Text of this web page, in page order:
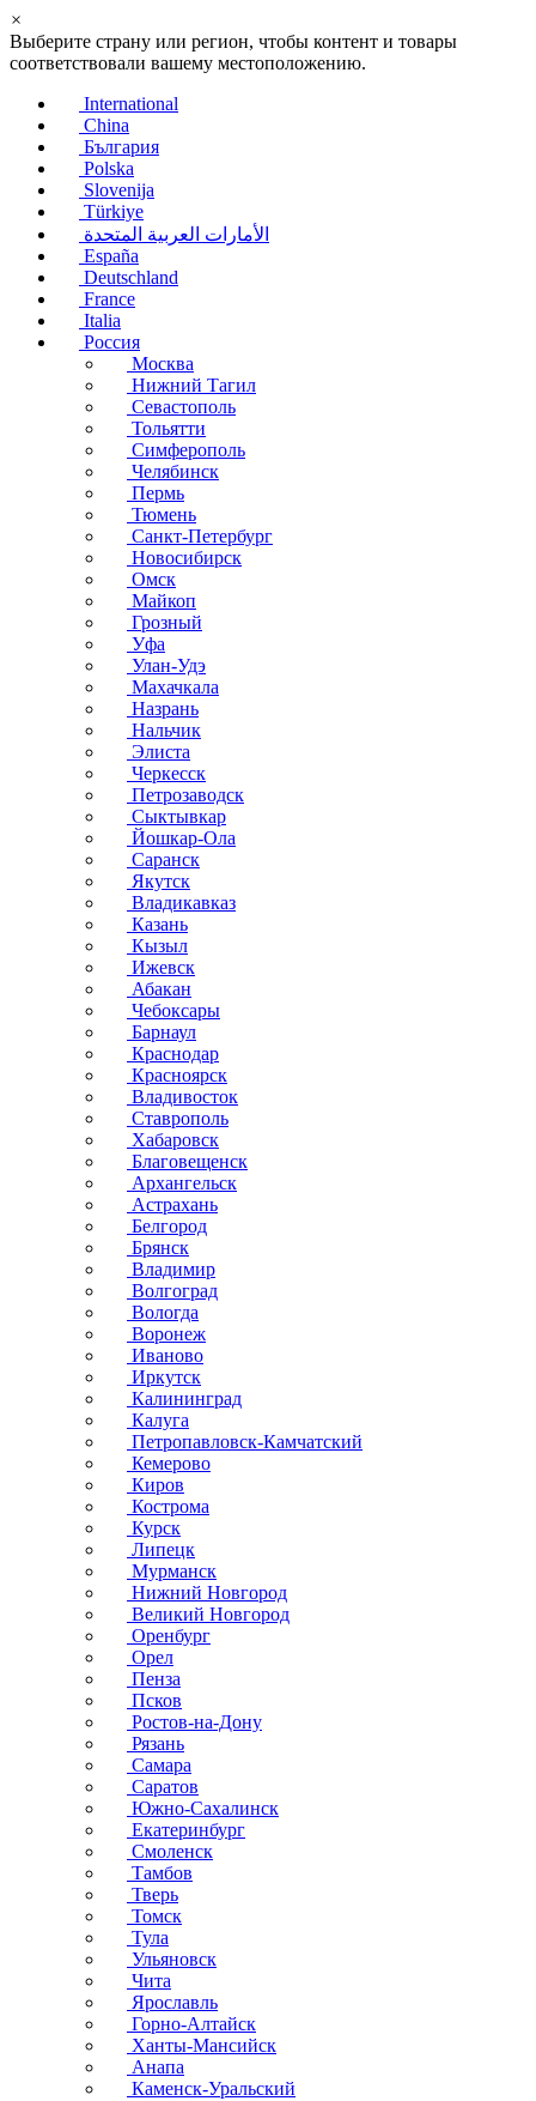
×
Выберите страну или регион, чтобы контент и товары
соответствовали вашему местоположению.
International
China
България
Polska
Slovenija
Türkiye
الأمارات العربية المتحدة
España
Deutschland
France
Italia
Россия
Москва
Нижний Тагил
Севастополь
Тольятти
Симферополь
Челябинск
Пермь
Тюмень
Санкт-Петербург
Новосибирск
Омск
Майкоп
Грозный
Уфа
Улан-Удэ
Махачкала
Назрань
Нальчик
Элиста
Черкесск
Петрозаводск
Сыктывкар
Йошкар-Ола
Саранск
Якутск
Владикавказ
Казань
Кызыл
Ижевск
Абакан
Чебоксары
Барнаул
Краснодар
Красноярск
Владивосток
Ставрополь
Хабаровск
Благовещенск
Архангельск
Астрахань
Белгород
Брянск
Владимир
Волгоград
Вологда
Воронеж
Иваново
Иркутск
Калининград
Калуга
Петропавловск-Камчатский
Кемерово
Киров
Кострома
Курск
Липецк
Мурманск
Нижний Новгород
Великий Новгород
Оренбург
Орел
Пенза
Псков
Ростов-на-Дону
Рязань
Самара
Саратов
Южно-Сахалинск
Екатеринбург
Смоленск
Тамбов
Тверь
Томск
Тула
Ульяновск
Чита
Ярославль
Горно-Алтайск
Ханты-Мансийск
Анапа
Каменск-Уральский